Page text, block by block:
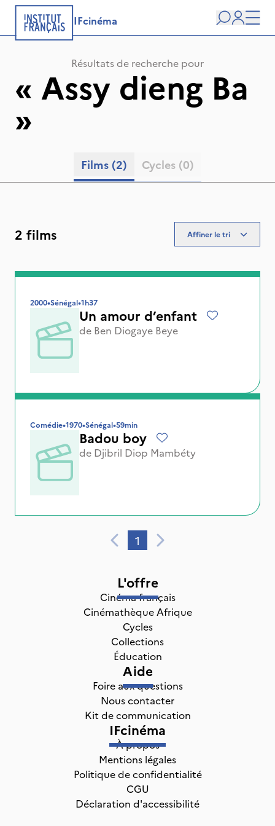
IFcinéma
user
Résultats de recherche pour
« Assy dieng Ba
»
Films (2) Cycles (0)
2 films Affiner le tri
2000•Sénégal•1h37
Un amour d’enfant
de Ben Diogaye Beye
Comédie•1970•Sénégal•59min
Badou boy
de Djibril Diop Mambéty
1
L'offre
Cinéma français
Cinémathèque Afrique
Cycles
Collections
Éducation
Aide
Foire aux questions
Nous contacter
Kit de communication
IFcinéma
À propos
Mentions légales
Politique de confidentialité
CGU
Déclaration d'accessibilité